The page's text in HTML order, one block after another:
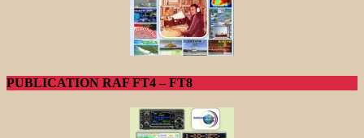
PUBLICATION RAF FT4 – FT8